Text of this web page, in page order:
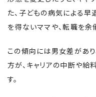
た、子どもの病気による早
を得ないママや、転職を余
この傾向には男女差があ
方が、キャリアの中断や給
す。